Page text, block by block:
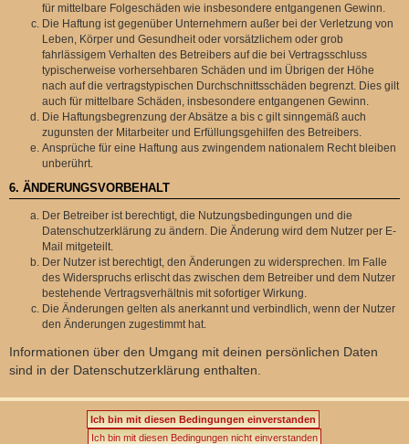
für mittelbare Folgeschäden wie insbesondere entgangenen Gewinn.
Die Haftung ist gegenüber Unternehmern außer bei der Verletzung von
Leben, Körper und Gesundheit oder vorsätzlichem oder grob
fahrlässigem Verhalten des Betreibers auf die bei Vertragsschluss
typischerweise vorhersehbaren Schäden und im Übrigen der Höhe
nach auf die vertragstypischen Durchschnittsschäden begrenzt. Dies gilt
auch für mittelbare Schäden, insbesondere entgangenen Gewinn.
Die Haftungsbegrenzung der Absätze a bis c gilt sinngemäß auch
zugunsten der Mitarbeiter und Erfüllungsgehilfen des Betreibers.
Ansprüche für eine Haftung aus zwingendem nationalem Recht bleiben
unberührt.
6. ÄNDERUNGSVORBEHALT
Der Betreiber ist berechtigt, die Nutzungsbedingungen und die
Datenschutzerklärung zu ändern. Die Änderung wird dem Nutzer per E-
Mail mitgeteilt.
Der Nutzer ist berechtigt, den Änderungen zu widersprechen. Im Falle
des Widerspruchs erlischt das zwischen dem Betreiber und dem Nutzer
bestehende Vertragsverhältnis mit sofortiger Wirkung.
Die Änderungen gelten als anerkannt und verbindlich, wenn der Nutzer
den Änderungen zugestimmt hat.
Informationen über den Umgang mit deinen persönlichen Daten
sind in der Datenschutzerklärung enthalten.